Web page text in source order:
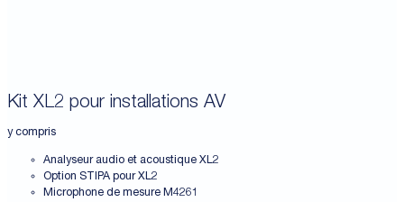
Kit XL2 pour installations AV
y compris
Analyseur audio et acoustique XL2
Option STIPA pour XL2
Microphone de mesure M4261